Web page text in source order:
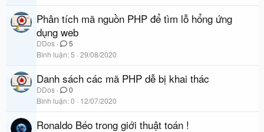
Phân tích mã nguồn PHP để tìm lỗ hổng ứng
dụng web
DDos
5
Bình luận 5 29/08/2020
Danh sách các mã PHP dễ bị khai thác
DDos
0
Bình luận 0 12/07/2020
Ronaldo Béo trong giới thuật toán !